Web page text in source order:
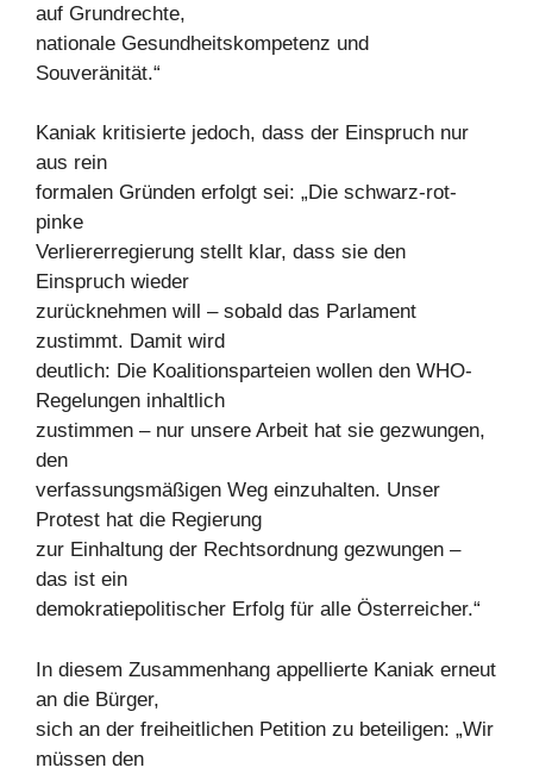
auf Grundrechte,
nationale Gesundheitskompetenz und
Souveränität.“
Kaniak kritisierte jedoch, dass der Einspruch nur
aus rein
formalen Gründen erfolgt sei: „Die schwarz-rot-
pinke
Verliererregierung stellt klar, dass sie den
Einspruch wieder
zurücknehmen will – sobald das Parlament
zustimmt. Damit wird
deutlich: Die Koalitionsparteien wollen den WHO-
Regelungen inhaltlich
zustimmen – nur unsere Arbeit hat sie gezwungen,
den
verfassungsmäßigen Weg einzuhalten. Unser
Protest hat die Regierung
zur Einhaltung der Rechtsordnung gezwungen –
das ist ein
demokratiepolitischer Erfolg für alle Österreicher.“
In diesem Zusammenhang appellierte Kaniak erneut
an die Bürger,
sich an der freiheitlichen Petition zu beteiligen: „Wir
müssen den